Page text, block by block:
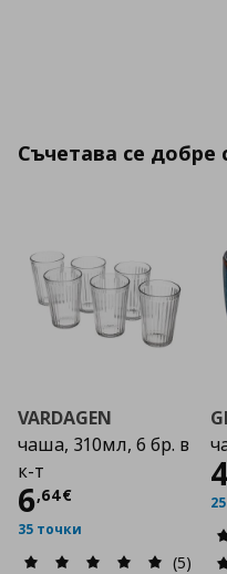
Съчетава се добре
VARDAGEN
чаша, 310мл, 6 бр. в
к-т
6,64€
Цена
35 точки
(5)
4